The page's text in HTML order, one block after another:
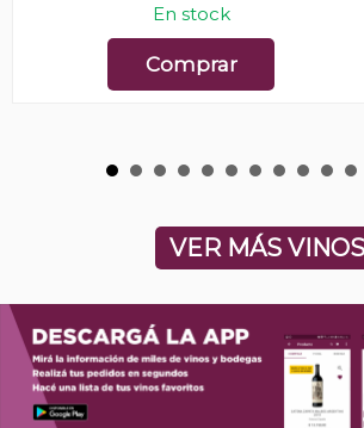
En stock
Comprar
VER MÁS VINOS